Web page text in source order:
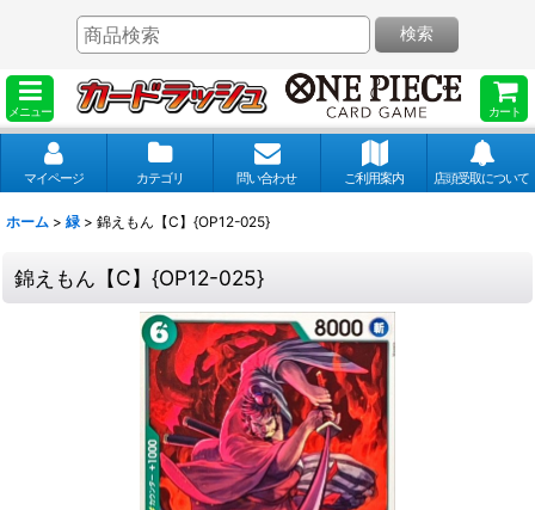
メニュー カート
検索
マイページ カテゴリ 問い合わせ ご利用案内 店頭受取について
ホーム > 緑 > 錦えもん【C】{OP12-025}
錦えもん【C】{OP12-025}